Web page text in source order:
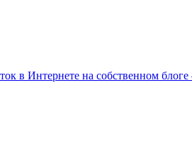
в Интернете на собственном